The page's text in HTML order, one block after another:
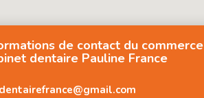
de contact du commerce
dentaire Pauline France